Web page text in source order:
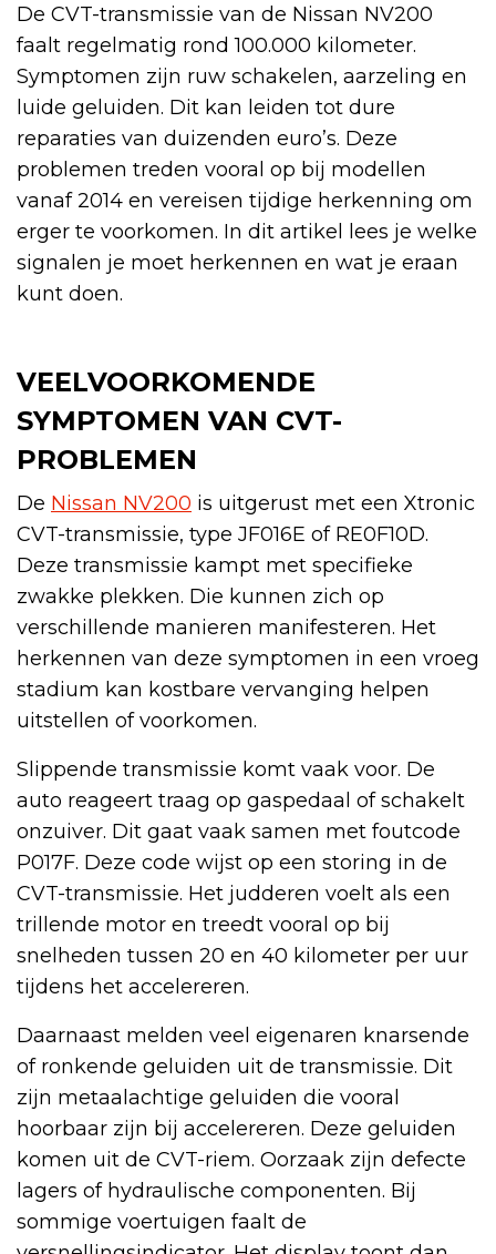
De CVT-transmissie van de Nissan NV200
faalt regelmatig rond 100.000 kilometer.
Symptomen zijn ruw schakelen, aarzeling en
luide geluiden. Dit kan leiden tot dure
reparaties van duizenden euro’s. Deze
problemen treden vooral op bij modellen
vanaf 2014 en vereisen tijdige herkenning om
erger te voorkomen. In dit artikel lees je welke
signalen je moet herkennen en wat je eraan
kunt doen.
VEELVOORKOMENDE
SYMPTOMEN VAN CVT-
PROBLEMEN
De Nissan NV200 is uitgerust met een Xtronic
CVT-transmissie, type JF016E of RE0F10D.
Deze transmissie kampt met specifieke
zwakke plekken. Die kunnen zich op
verschillende manieren manifesteren. Het
herkennen van deze symptomen in een vroeg
stadium kan kostbare vervanging helpen
uitstellen of voorkomen.
Slippende transmissie komt vaak voor. De
auto reageert traag op gaspedaal of schakelt
onzuiver. Dit gaat vaak samen met foutcode
P017F. Deze code wijst op een storing in de
CVT-transmissie. Het judderen voelt als een
trillende motor en treedt vooral op bij
snelheden tussen 20 en 40 kilometer per uur
tijdens het accelereren.
Daarnaast melden veel eigenaren knarsende
of ronkende geluiden uit de transmissie. Dit
zijn metaalachtige geluiden die vooral
hoorbaar zijn bij accelereren. Deze geluiden
komen uit de CVT-riem. Oorzaak zijn defecte
lagers of hydraulische componenten. Bij
sommige voertuigen faalt de